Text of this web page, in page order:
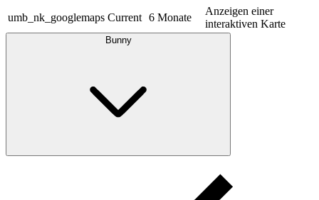
umb_nk_googlemaps Current 6 Monate
Anzeigen einer
interaktiven Karte
Bunny